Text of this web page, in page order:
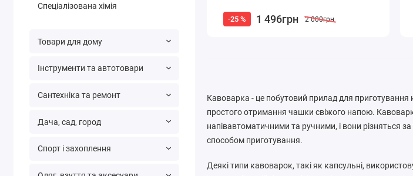
Спеціалізована хімія
Товари для дому
Інструменти та автотовари
Сантехніка та ремонт
Дача, сад, город
Спорт і захоплення
-25 % 1 496грн 2 000грн
Кавоварка - це побутовий прилад для
простого отримання чашки свіжого напою.
напівавтоматичними та ручними, і вони різняться
способом приготування.
Деякі типи кавоварок, такі як капсульні,